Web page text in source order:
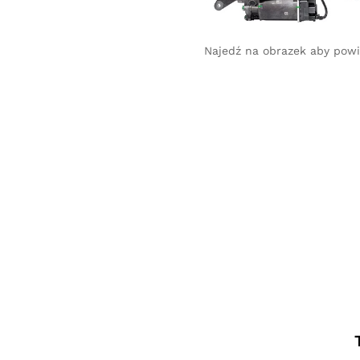
Najedź na obrazek aby